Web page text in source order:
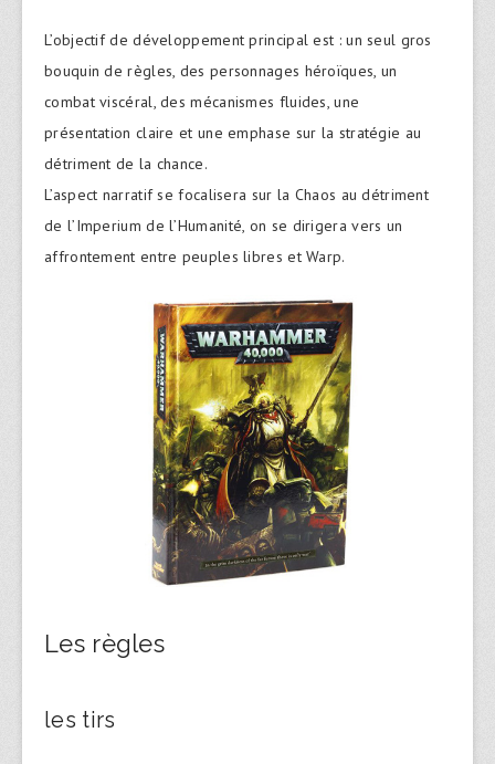
L’objectif de développement principal est : un seul gros
bouquin de règles, des personnages héroïques, un
combat viscéral, des mécanismes fluides, une
présentation claire et une emphase sur la stratégie au
détriment de la chance.
L’aspect narratif se focalisera sur la Chaos au détriment
de l’Imperium de l’Humanité, on se dirigera vers un
affrontement entre peuples libres et Warp.
Les règles
les tirs